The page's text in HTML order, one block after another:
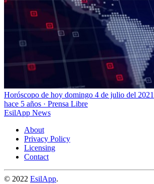
Horóscopo de hoy domingo 4 de julio del 2021
hace 5 años · Prensa Libre
EsilApp News
About
Privacy Policy
Licensing
Contact
© 2022 EsilApp.